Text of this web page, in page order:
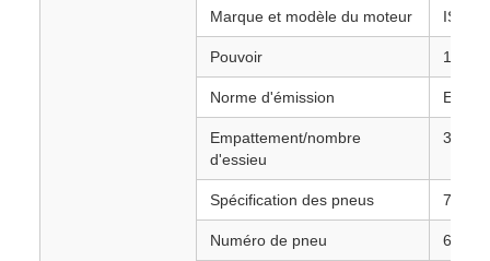
Marque et modèle du moteur ISUZU
Pouvoir 109 ch
Norme d'émission
Empattement/nombre
d'essieu
3308
Spécification des pneus
Numéro de pneu 6